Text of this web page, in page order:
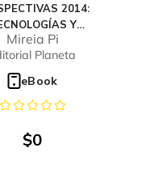
2014:
Y
EN LAS
FUTURO
INMEDIATO EN
Mireia Pi
Planeta
eBook
$0